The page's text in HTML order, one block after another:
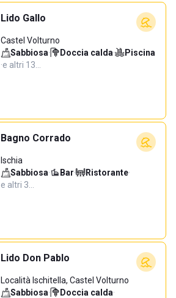
Lido Gallo
Castel Volturno
Sabbiosa· Doccia calda·
Piscina
·e altri 13…
Bagno Corrado
Ischia
Sabbiosa· Bar· Ristorante·
e altri 3…
Lido Don Pablo
Località Ischitella, Castel Volturno
Sabbiosa· Doccia calda·